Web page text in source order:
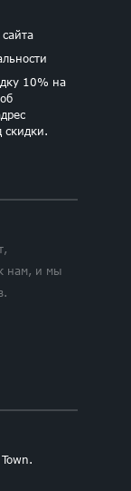
сайта
10% на
нам, и мы